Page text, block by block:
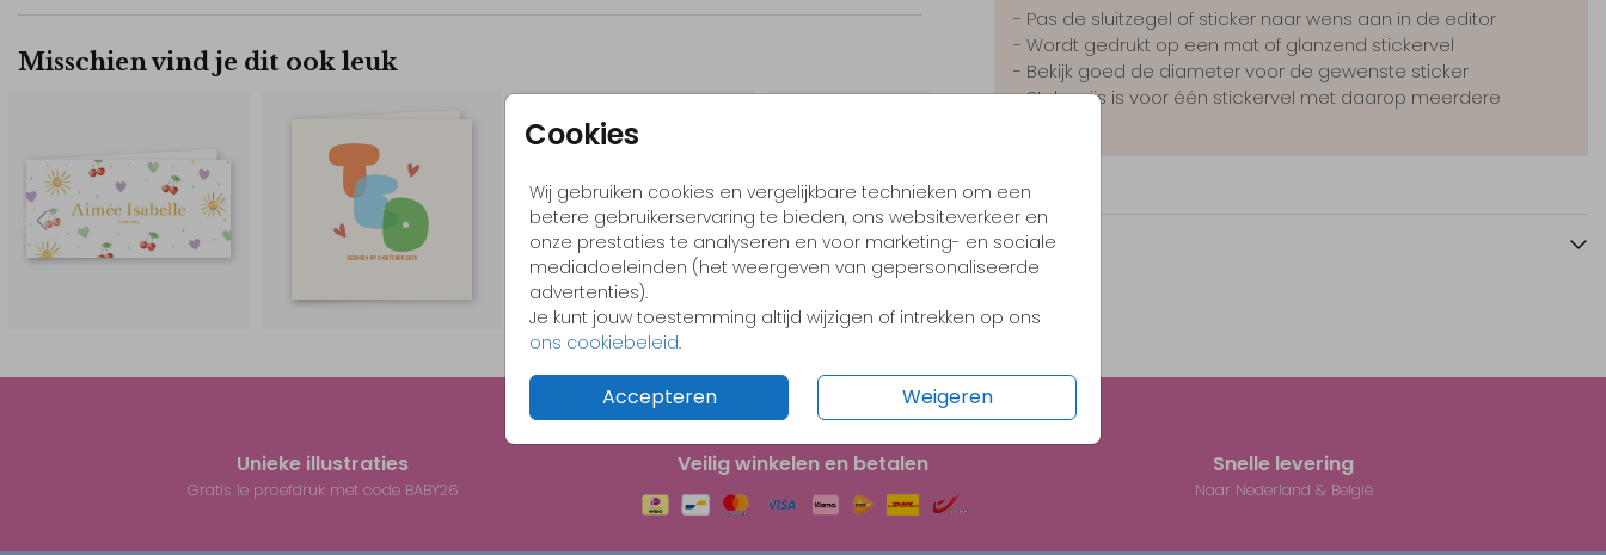
Cookies
Wij gebruiken cookies en vergelijkbare technieken om een
betere gebruikerservaring te bieden, ons websiteverkeer en
onze prestaties te analyseren en voor marketing- en sociale
mediadoeleinden (het weergeven van gepersonaliseerde
advertenties).
Je kunt jouw toestemming altijd wijzigen of intrekken op ons
ons cookiebeleid.
Accepteren Weigeren
Misschien vind je dit ook leuk
- Pas de sluitzegel of sticker naar wens aan in de editor
- Wordt gedrukt op een mat of glanzend stickervel
- Bekijk goed de diameter voor de gewenste sticker
- Stuksprijs is voor één stickervel met daarop meerdere
Prijzen
Unieke illustraties
Gratis 1e proefdruk met code BABY26
Veilig winkelen en betalen Snelle levering
Naar Nederland & België